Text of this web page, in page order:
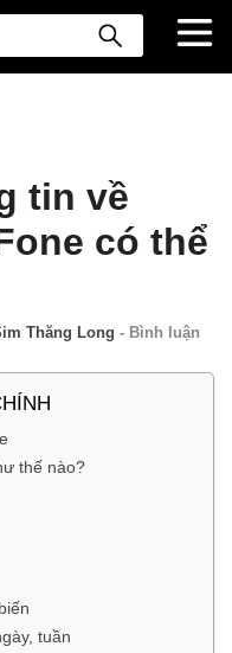
tin về
có thể
Thăng Long - Bình luận
thế nào?
tuần